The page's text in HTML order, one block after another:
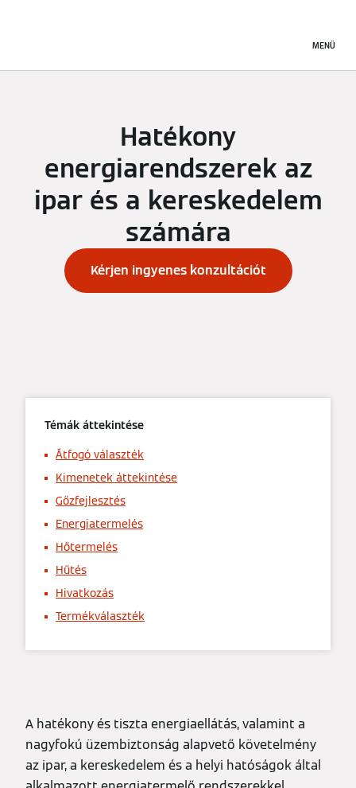
MENÜ
Hatékony
energiarendszerek az
ipar és a kereskedelem
számára
Kérjen ingyenes konzultációt
Témák áttekintése
Átfogó választék
Kimenetek áttekintése
Gőzfejlesztés
Energiatermelés
Hőtermelés
Hűtés
Hivatkozás
Termékválaszték
A hatékony és tiszta energiaellátás, valamint a
nagyfokú üzembiztonság alapvető követelmény
az ipar, a kereskedelem és a helyi hatóságok által